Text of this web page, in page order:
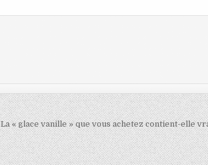
La « glace vanille » que vous achetez contient-elle